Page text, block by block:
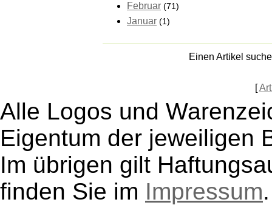
Februar (71)
Januar (1)
Einen Artikel
[
Alle Logos und
Eigentum der jeweiligen
Im übrigen gilt
finden Sie im Impressum.